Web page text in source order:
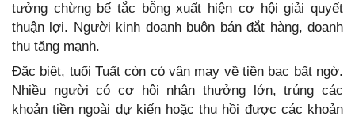
tưởng chừng bế tắc bỗng xuất hiện cơ hội giải quyết
thuận lợi. Người kinh doanh buôn bán đắt hàng, doanh
thu tăng mạnh.
Đặc biệt, tuổi Tuất còn có vận may về tiền bạc bất ngờ.
Nhiều người có cơ hội nhận thưởng lớn, trúng các
khoản tiền ngoài dự kiến hoặc thu hồi được các khoản